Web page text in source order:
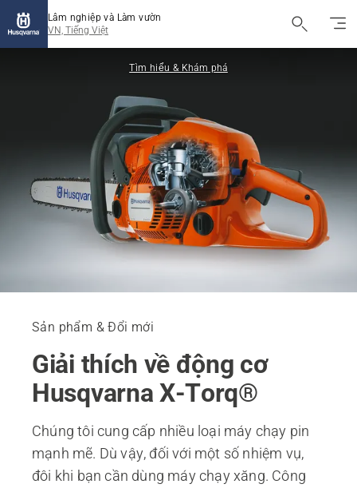
Lâm nghiệp và Làm vườn
VN, Tiếng Việt
Tìm hiểu & Khám phá
Sản phẩm & Đổi mới
Giải thích về động cơ
Husqvarna X-Torq®
Chúng tôi cung cấp nhiều loại máy chạy pin
mạnh mẽ. Dù vậy, đối với một số nhiệm vụ,
đôi khi bạn cần dùng máy chạy xăng. Công